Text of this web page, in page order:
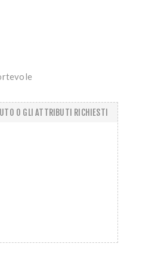
O GLI ATTRIBUTI RICHIESTI